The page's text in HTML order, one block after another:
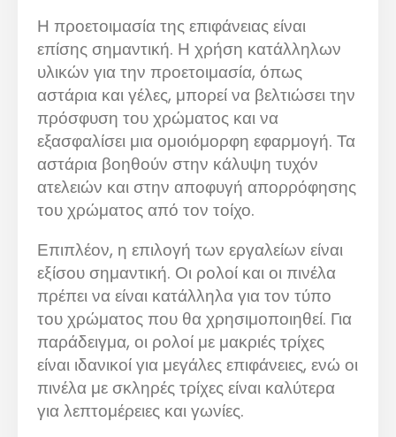
Η προετοιμασία της επιφάνειας είναι
επίσης σημαντική. Η χρήση κατάλληλων
υλικών για την προετοιμασία, όπως
αστάρια και γέλες, μπορεί να βελτιώσει την
πρόσφυση του χρώματος και να
εξασφαλίσει μια ομοιόμορφη εφαρμογή. Τα
αστάρια βοηθούν στην κάλυψη τυχόν
ατελειών και στην αποφυγή απορρόφησης
του χρώματος από τον τοίχο.
Επιπλέον, η επιλογή των εργαλείων είναι
εξίσου σημαντική. Οι ρολοί και οι πινέλα
πρέπει να είναι κατάλληλα για τον τύπο
του χρώματος που θα χρησιμοποιηθεί. Για
παράδειγμα, οι ρολοί με μακριές τρίχες
είναι ιδανικοί για μεγάλες επιφάνειες, ενώ οι
πινέλα με σκληρές τρίχες είναι καλύτερα
για λεπτομέρειες και γωνίες.